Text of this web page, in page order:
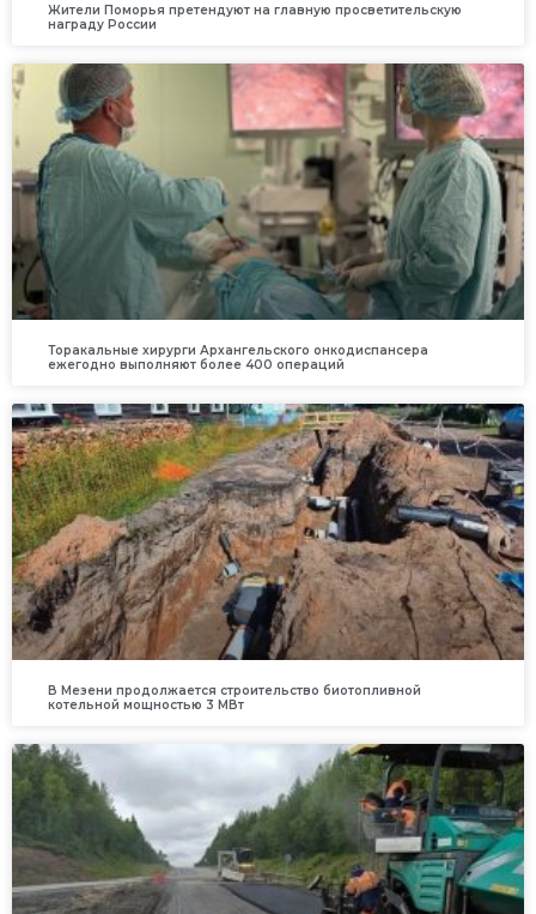
Жители Поморья претендуют на главную просветительскую
награду России
Торакальные хирурги Архангельского онкодиспансера
ежегодно выполняют более 400 операций
В Мезени продолжается строительство биотопливной
котельной мощностью 3 МВт